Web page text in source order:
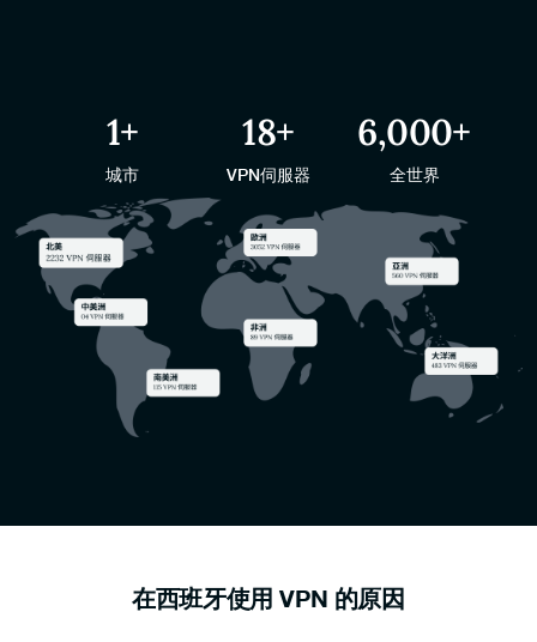
1+
城市
18+
VPN伺服器
6,000+
全世界
在西班牙使用 VPN 的原因